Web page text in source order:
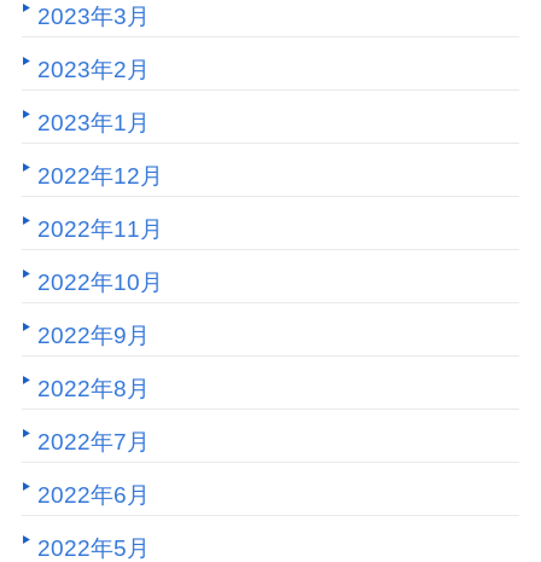
2023年3月
2023年2月
2023年1月
2022年12月
2022年11月
2022年10月
2022年9月
2022年8月
2022年7月
2022年6月
2022年5月